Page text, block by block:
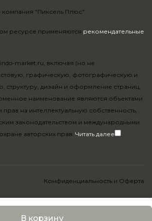
В корзину
ресурсе применяются рекомендательные
market.ru, включая (но не
графическую, фотографическую и
структуру, дизайн и оформление страниц,
наименование являются объектами
прав на интеллектуальную собственность,
законодательством и международными
авторских прав. Читать далее
компания "Пиксель Плюс"
Конфиденциальность и Оферта